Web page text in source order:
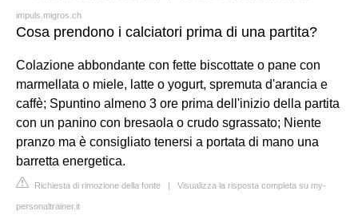
impuls.migros.ch
Cosa prendono i calciatori prima di una partita?
Colazione abbondante con fette biscottate o pane con
marmellata o miele, latte o yogurt, spremuta d'arancia e
caffè; Spuntino almeno 3 ore prima dell'inizio della partita
con un panino con bresaola o crudo sgrassato; Niente
pranzo ma è consigliato tenersi a portata di mano una
barretta energetica.
Richiesta di rimozione della fonte | Visualizza la risposta completa su my-
personaltrainer.it